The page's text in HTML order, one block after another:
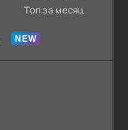
Топ за месяц